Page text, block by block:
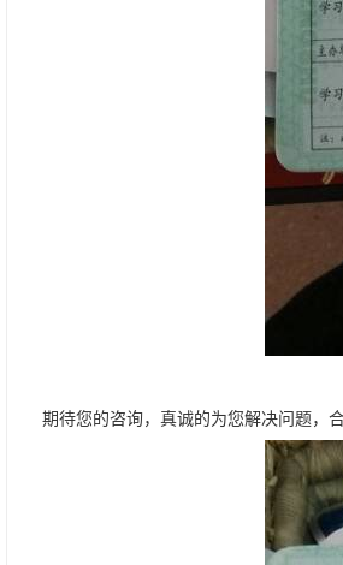
期待您的咨询，真诚的为您解决问题，合